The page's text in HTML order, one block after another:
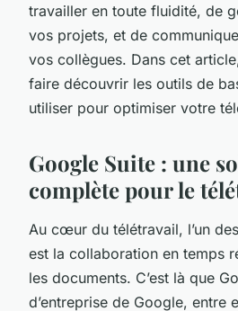
travailler en toute fluidité, de
vos projets, et de
vos collègues. Dans cet
faire découvrir les outils de
utiliser pour optimiser votre
Google Suite : une
complète pour le
Au cœur du télétravail, l’un
est la collaboration en temps
les documents. C’est là que
d’entreprise de Google, entre